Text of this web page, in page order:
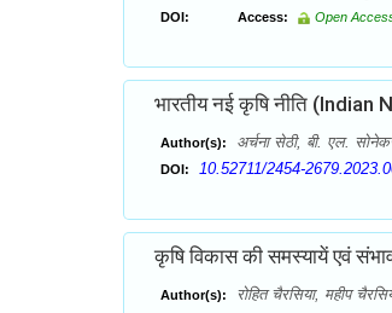
DOI: Access: Open
भारतीय नई कृषि नीति
Author(s): अर्चना सेठी, बी. एल.
DOI: 10.52711/2454-
कृषि विकास की समस्यायें एवं
Author(s): रोहित चैरसिया, महीप